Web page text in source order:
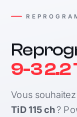
9-3 2.2
Vous
TiD 115 ch?